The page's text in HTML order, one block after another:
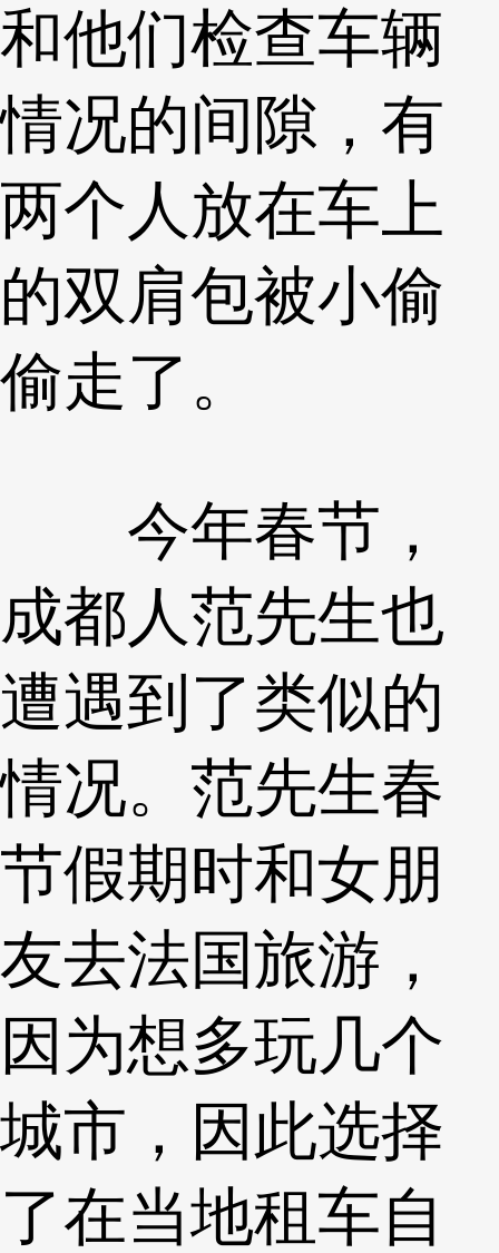
和他们检查车辆
情况的间隙，有
两个人放在车上
的双肩包被小偷
偷走了。
今年春节，
成都人范先生也
遭遇到了类似的
情况。范先生春
节假期时和女朋
友去法国旅游，
因为想多玩几个
城市，因此选择
了在当地租车自